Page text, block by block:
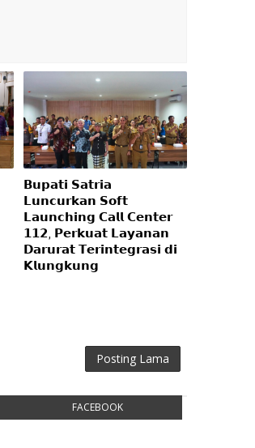
𝗕𝘂𝗽𝗮𝘁𝗶 𝗦𝗮𝘁𝗿𝗶𝗮
𝗟𝘂𝗻𝗰𝘂𝗿𝗸𝗮𝗻 𝗦𝗼𝗳𝘁
𝗟𝗮𝘂𝗻𝗰𝗵𝗶𝗻𝗴 𝗖𝗮𝗹𝗹 𝗖𝗲𝗻𝘁𝗲𝗿
𝟭𝟭𝟮, 𝗣𝗲𝗿𝗸𝘂𝗮𝘁 𝗟𝗮𝘆𝗮𝗻𝗮𝗻
𝗗𝗮𝗿𝘂𝗿𝗮𝘁 𝗧𝗲𝗿𝗶𝗻𝘁𝗲𝗴𝗿𝗮𝘀𝗶 𝗱𝗶
𝗞𝗹𝘂𝗻𝗴𝗸𝘂𝗻𝗴
Posting Lama
FACEBOOK